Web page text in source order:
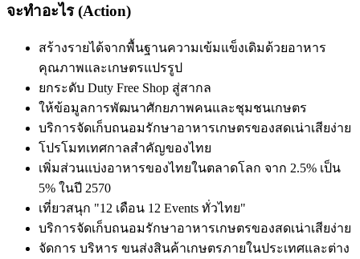
จะทำอะไร (Action)
สร้างรายได้จากพื้นฐานความเข้มแข็งเดิมด้วยอาหาร
คุณภาพและเกษตรแปรรูป
ยกระดับ Duty Free Shop สู่สากล
ให้ข้อมูลการพัฒนาศักยภาพคนและชุมชนเกษตร
บริการจัดเก็บถนอมรักษาอาหารเกษตรของสดเน่าเสียง่าย
โปรโมทเทศกาลสำคัญของไทย
เพิ่มส่วนแบ่งอาหารของไทยในตลาดโลก จาก 2.5% เป็น
5% ในปี 2570
เที่ยวสนุก "12 เดือน 12 Events ทั่วไทย"
บริการจัดเก็บถนอมรักษาอาหารเกษตรของสดเน่าเสียง่าย
จัดการ บริหาร ขนส่งสินค้าเกษตรภายในประเทศและต่าง